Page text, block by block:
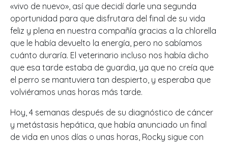
«vivo de nuevo», así que decidí darle una segunda
oportunidad para que disfrutara del final de su vida
feliz y plena en nuestra compañía gracias a la chlorella
que le había devuelto la energía, pero no sabíamos
cuánto duraría. El veterinario incluso nos había dicho
que esa tarde estaba de guardia, ya que no creía que
el perro se mantuviera tan despierto, y esperaba que
volviéramos unas horas más tarde.
Hoy, 4 semanas después de su diagnóstico de cáncer
y metástasis hepática, que había anunciado un final
de vida en unos días o unas horas, Rocky sigue con